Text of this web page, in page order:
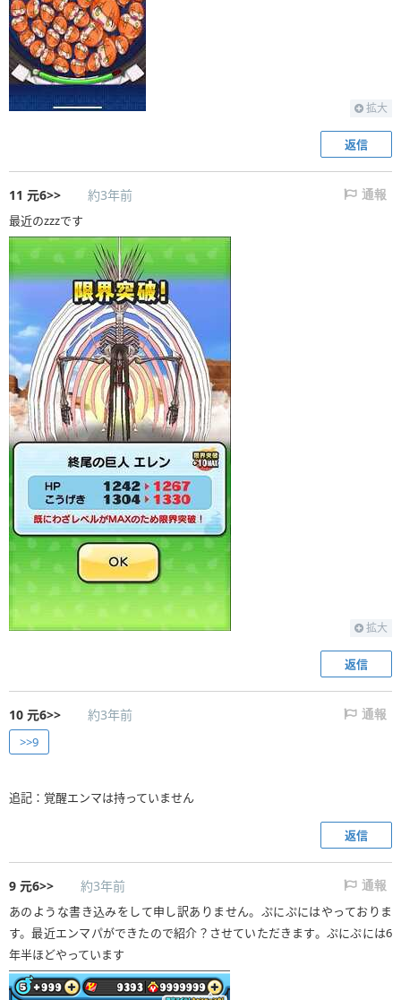
拡大
返信
11 元6>> 約3年前 通報
最近のzzzです
拡大
返信
10 元6>> 約3年前 通報
>>9
追記：覚醒エンマは持っていません
返信
9 元6>> 約3年前 通報
あのような書き込みをして申し訳ありません。ぷにぷにはやっておりま
す。最近エンマパができたので紹介？させていただきます。ぷにぷには6
年半ほどやっています